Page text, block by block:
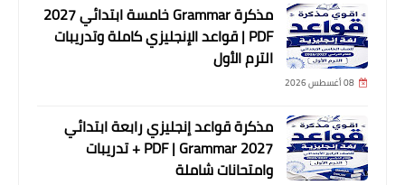
مذكرة Grammar خامسة ابتدائي 2027
PDF | قواعد الإنجليزي كاملة وتدريبات
الترم الأول
08 أغسطس 2026
مذكرة قواعد إنجليزي رابعة ابتدائي
2027 PDF | Grammar + تدريبات
وامتحانات شاملة